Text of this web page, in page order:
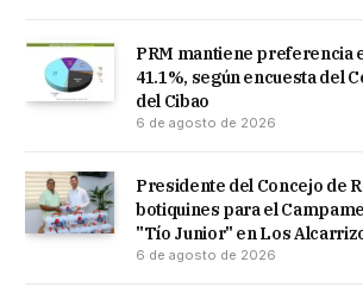
PRM mantiene preferencia
41.1%, según encuesta del
del Cibao
6 de agosto de 2026
Presidente del Concejo de
botiquines para el
"Tío Junior" en Los
6 de agosto de 2026